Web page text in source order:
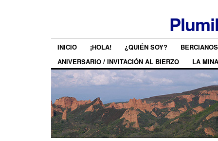
INICIO ¡HOLA! ¿QUIÉN SOY?
ANIVERSARIO / INVITACIÓN AL BIERZO
LA MINA